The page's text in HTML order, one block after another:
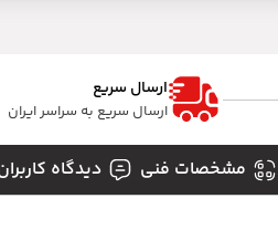
ارسال سریع
ارسال سریع به سراسر ایران
مشخصات فنی دیدگاه